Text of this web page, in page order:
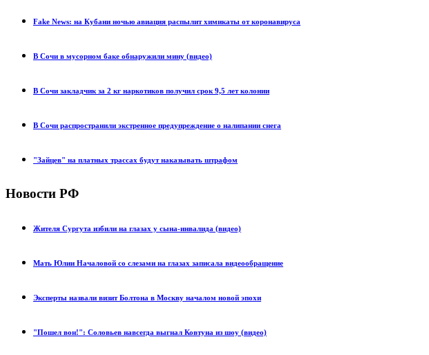
Fake News: на Кубани ночью авиация распылит химикаты от коронавируса
В Сочи в мусорном баке обнаружили мину (видео)
В Сочи закладчик за 2 кг наркотиков получил срок 9,5 лет колонии
В Сочи распространили экстренное предупреждение о налипании снега
"Зайцев" на платных трассах будут наказывать штрафом
Новости РФ
Жителя Сургута избили на глазах у сына-инвалида (видео)
Мать Юлии Началовой со слезами на глазах записала видеообращение
Эксперты назвали визит Болтона в Москву началом новой эпохи
"Пошел вон!": Соловьев навсегда выгнал Ковтуна из шоу (видео)